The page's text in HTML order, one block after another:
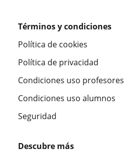
Términos y condiciones
Política de cookies
Política de privacidad
Condiciones uso profesores
Condiciones uso alumnos
Seguridad
Descubre más